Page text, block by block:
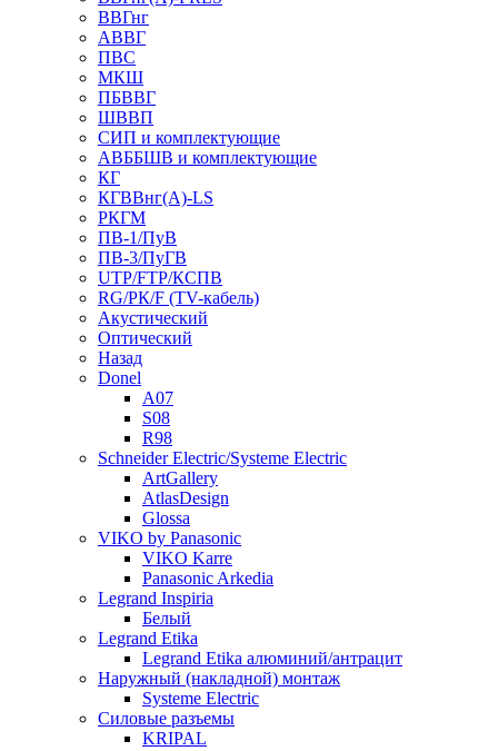
ВВГнг
АВВГ
ПВС
МКШ
ПБВВГ
ШВВП
СИП и комплектующие
АВББШВ и комплектующие
КГ
КГВВнг(А)-LS
РКГМ
ПВ-1/ПуВ
ПВ-3/ПуГВ
UTP/FTP/КСПВ
RG/РК/F (TV-кабель)
Акустический
Оптический
Назад
Donel
A07
S08
R98
Schneider Electric/Systeme Electric
ArtGallery
AtlasDesign
Glossa
VIKO by Panasonic
VIKO Karre
Panasonic Arkedia
Legrand Inspiria
Белый
Legrand Etika
Legrand Etika алюминий/антрацит
Наружный (накладной) монтаж
Systeme Electric
Силовые разъемы
KRIPAL